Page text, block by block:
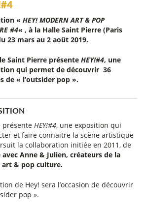
« HEY! MODERN ART & POP
#4« , à la Halle Saint Pierre (Paris
23 mars au 2 août 2019.
Saint Pierre présente HEY!#4, une
qui permet de découvrir 36
de « l’outsider pop ».
présente HEY!#4, une exposition qui
et faire connaitre la scène artistique
la collaboration initiée en 2011, de
Anne & Julien, créateurs de la
art & pop culture.
de Hey! sera l’occasion de découvrir
pop ».